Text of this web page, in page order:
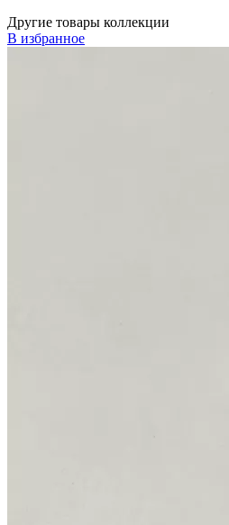
Другие товары коллекции
В избранное